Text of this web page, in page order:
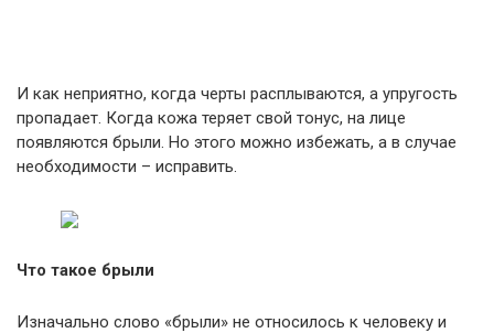
И как неприятно, когда черты расплываются, а упругость
пропадает. Когда кожа теряет свой тонус, на лице
появляются брыли. Но этого можно избежать, а в случае
необходимости – исправить.
Что такое брыли
Изначально слово «брыли» не относилось к человеку и